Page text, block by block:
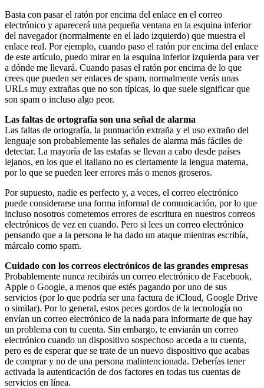
Basta con pasar el ratón por encima del enlace en el correo
electrónico y aparecerá una pequeña ventana en la esquina inferior
del navegador (normalmente en el lado izquierdo) que muestra el
enlace real. Por ejemplo, cuando paso el ratón por encima del enlace
de este artículo, puedo mirar en la esquina inferior izquierda para ver
a dónde me llevará. Cuando pasas el ratón por encima de lo que
crees que pueden ser enlaces de spam, normalmente verás unas
URLs muy extrañas que no son típicas, lo que suele significar que
son spam o incluso algo peor.
Las faltas de ortografía son una señal de alarma
Las faltas de ortografía, la puntuación extraña y el uso extraño del
lenguaje son probablemente las señales de alarma más fáciles de
detectar. La mayoría de las estafas se llevan a cabo desde países
lejanos, en los que el italiano no es ciertamente la lengua materna,
por lo que se pueden leer errores más o menos groseros.
Por supuesto, nadie es perfecto y, a veces, el correo electrónico
puede considerarse una forma informal de comunicación, por lo que
incluso nosotros cometemos errores de escritura en nuestros correos
electrónicos de vez en cuando. Pero si lees un correo electrónico
pensando que a la persona le ha dado un ataque mientras escribía,
márcalo como spam.
Cuidado con los correos electrónicos de las grandes empresas
Probablemente nunca recibirás un correo electrónico de Facebook,
Apple o Google, a menos que estés pagando por uno de sus
servicios (por lo que podría ser una factura de iCloud, Google Drive
o similar). Por lo general, estos peces gordos de la tecnología no
envían un correo electrónico de la nada para informarte de que hay
un problema con tu cuenta. Sin embargo, te enviarán un correo
electrónico cuando un dispositivo sospechoso acceda a tu cuenta,
pero es de esperar que se trate de un nuevo dispositivo que acabas
de comprar y no de una persona malintencionada. Deberías tener
activada la autenticación de dos factores en todas tus cuentas de
servicios en línea.